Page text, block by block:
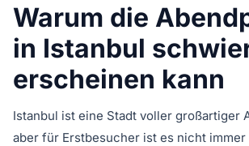
Warum die
in Istanbul
erscheinen kann
Istanbul ist eine Stadt voller großartiger
aber für Erstbesucher ist es nicht